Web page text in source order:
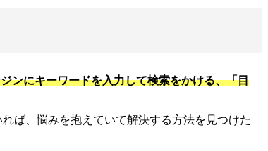
ンにキーワードを入力して検索をかける、「目
ば、悩みを抱えていて解決する方法を見つけた